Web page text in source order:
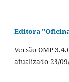
Editora
Versão OMP
atualizado 23/